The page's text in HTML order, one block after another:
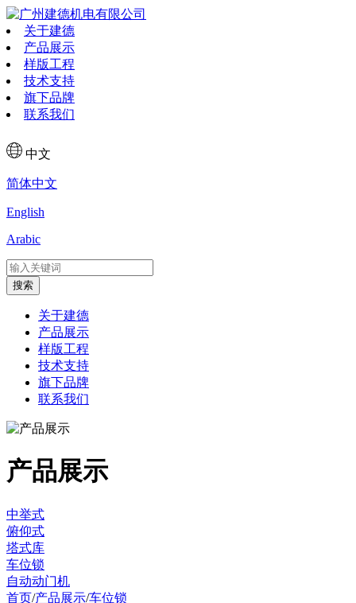
关于建德
产品展示
样版工程
技术支持
旗下品牌
联系我们
中文
简体中文
English
Arabic
搜索
关于建德
产品展示
样版工程
技术支持
旗下品牌
联系我们
产品展示
中举式
俯仰式
塔式库
车位锁
自动动门机
首页/产品展示/车位锁